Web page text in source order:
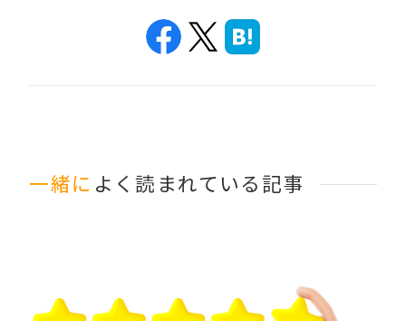
一緒に よく読まれている記事